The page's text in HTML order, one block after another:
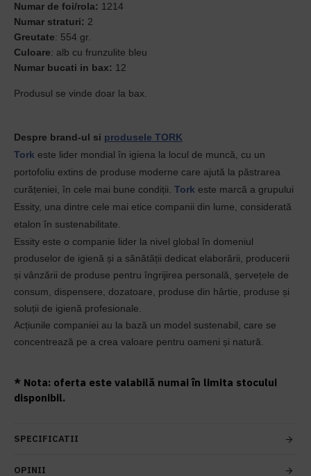
Numar de foi/rola: 1214
Numar straturi: 2
Greutate: 554 gr.
Culoare: alb cu frunzulite bleu
Numar bucati in bax: 12
Produsul se vinde doar la bax.
Despre brand-ul si produsele TORK
Tork este lider mondial în igiena la locul de muncă, cu un
portofoliu extins de produse moderne care ajută la păstrarea
curățeniei, în cele mai bune condiții. Tork este marcă a grupului
Essity, una dintre cele mai etice companii din lume, considerată
etalon în sustenabilitate.
Essity este o companie lider la nivel global în domeniul
produselor de igienă și a sănătății dedicat elaborării, producerii
și vânzării de produse pentru îngrijirea personală, șervețele de
consum, dispensere, dozatoare, produse din hârtie, produse și
soluții de igienă profesionale.
Acțiunile companiei au la bază un model sustenabil, care se
concentrează pe a crea valoare pentru oameni și natură.
* Nota: oferta este valabilă numai în limita stocului
disponibil.
SPECIFICATII
OPINII